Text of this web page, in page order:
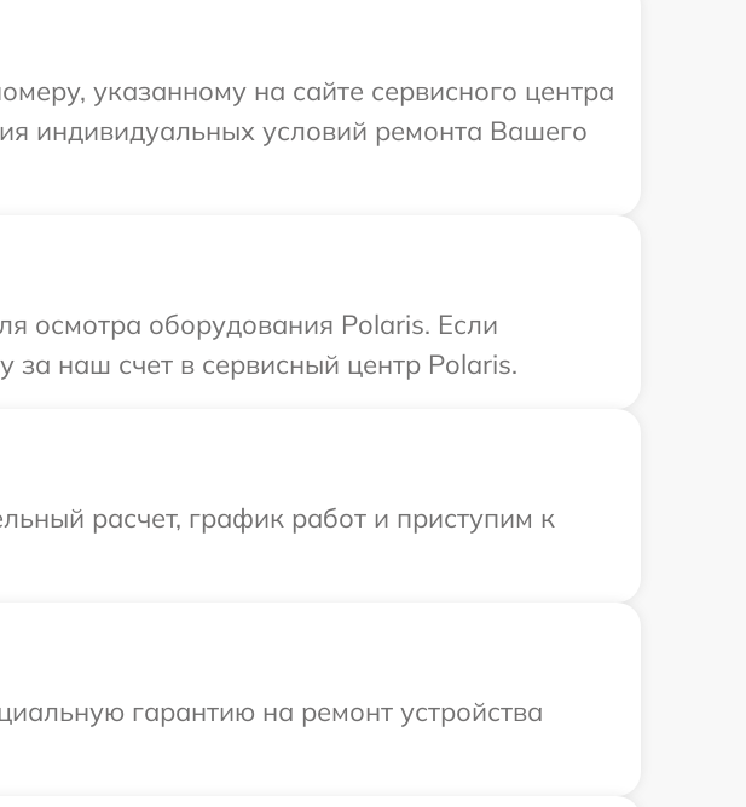
указанному на сайте сервисного центра
индивидуальных условий ремонта Вашего
осмотра оборудования Polaris. Если
за наш счет в сервисный центр Polaris.
расчет, график работ и приступим к
гарантию на ремонт устройства